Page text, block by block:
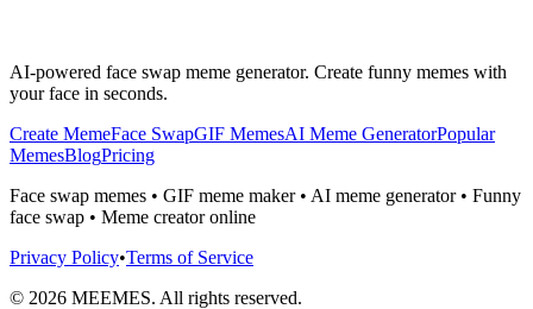
AI-powered face swap meme generator. Create funny memes with
your face in seconds.
Create MemeFace SwapGIF MemesAI Meme GeneratorPopular
MemesBlogPricing
Face swap memes • GIF meme maker • AI meme generator • Funny
face swap • Meme creator online
Privacy Policy•Terms of Service
© 2026 MEEMES. All rights reserved.